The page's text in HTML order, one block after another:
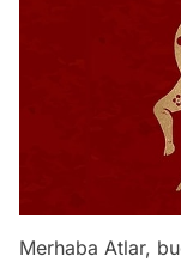
Merhaba Atlar,